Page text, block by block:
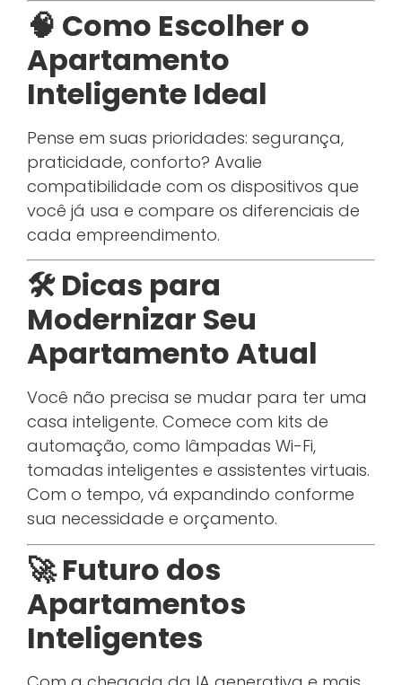
🧠 Como Escolher o
Apartamento
Inteligente Ideal
Pense em suas prioridades: segurança,
praticidade, conforto? Avalie
compatibilidade com os dispositivos que
você já usa e compare os diferenciais de
cada empreendimento.
🛠️ Dicas para
Modernizar Seu
Apartamento Atual
Você não precisa se mudar para ter uma
casa inteligente. Comece com kits de
automação, como lâmpadas Wi-Fi,
tomadas inteligentes e assistentes virtuais.
Com o tempo, vá expandindo conforme
sua necessidade e orçamento.
🚀 Futuro dos
Apartamentos
Inteligentes